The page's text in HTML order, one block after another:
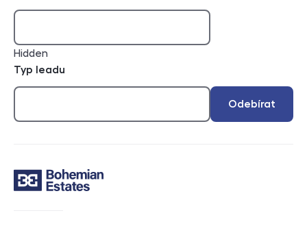
Hidden
Typ leadu
Odebírat